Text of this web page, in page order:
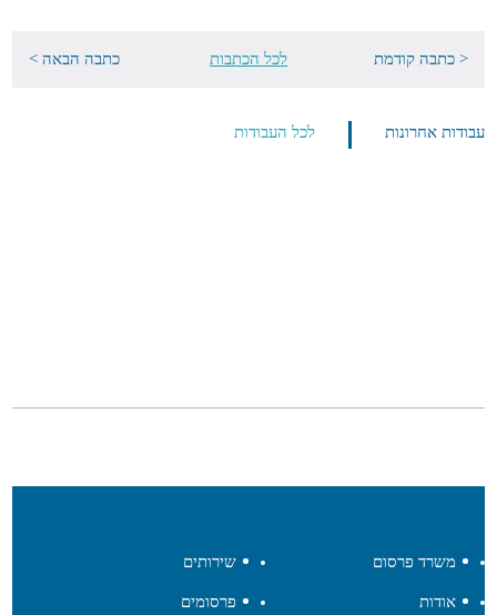
< כתבה קודמת לכל הכתבות כתבה הבאה >
עבודות אחרונות לכל העבודות
משרד פרסום
אודות
שירותים
פרסומים